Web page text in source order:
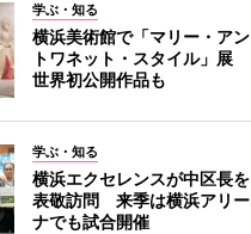
学ぶ・知る
横浜美術館で「マリー・アン
トワネット・スタイル」展
世界初公開作品も
学ぶ・知る
横浜エクセレンスが中区長を
表敬訪問 来季は横浜アリー
ナでも試合開催